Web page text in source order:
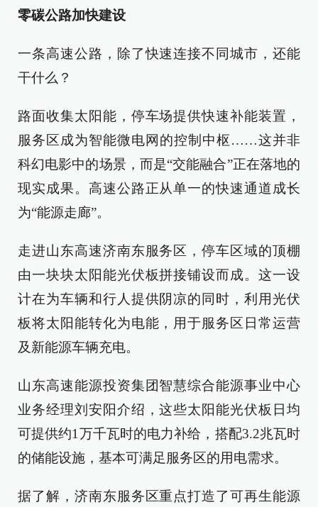
零碳公路加快建设
一条高速公路，除了快速连接不同城市，还能
干什么？
路面收集太阳能，停车场提供快速补能装置，
服务区成为智能微电网的控制中枢……这并非
科幻电影中的场景，而是“交能融合”正在落地的
现实成果。高速公路正从单一的快速通道成长
为“能源走廊”。
走进山东高速济南东服务区，停车区域的顶棚
由一块块太阳能光伏板拼接铺设而成。这一设
计在为车辆和行人提供阴凉的同时，利用光伏
板将太阳能转化为电能，用于服务区日常运营
及新能源车辆充电。
山东高速能源投资集团智慧综合能源事业中心
业务经理刘安阳介绍，这些太阳能光伏板日均
可提供约1万千瓦时的电力补给，搭配3.2兆瓦时
的储能设施，基本可满足服务区的用电需求。
据了解，济南东服务区重点打造了可再生能源